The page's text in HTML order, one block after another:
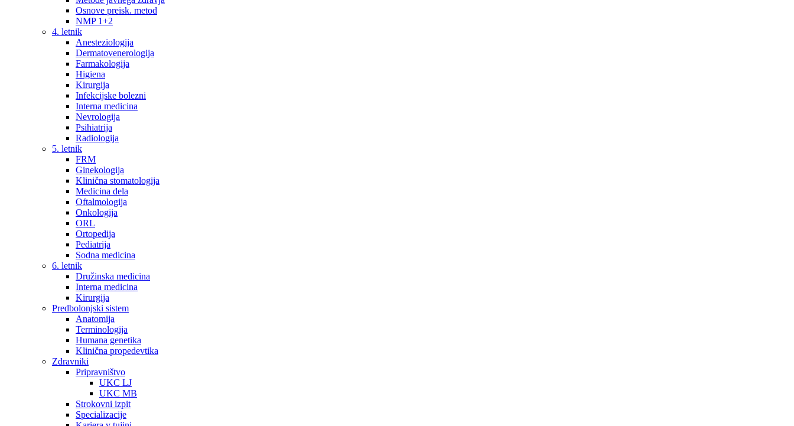
Osnove preisk. metod
NMP 1+2
4. letnik
Anesteziologija
Dermatovenerologija
Farmakologija
Higiena
Kirurgija
Infekcijske bolezni
Interna medicina
Nevrologija
Psihiatrija
Radiologija
5. letnik
FRM
Ginekologija
Klinična stomatologija
Medicina dela
Oftalmologija
Onkologija
ORL
Ortopedija
Pediatrija
Sodna medicina
6. letnik
Družinska medicina
Interna medicina
Kirurgija
Predbolonjski sistem
Anatomija
Terminologija
Humana genetika
Klinična propedevtika
Zdravniki
Pripravništvo
UKC LJ
UKC MB
Strokovni izpit
Specializacije